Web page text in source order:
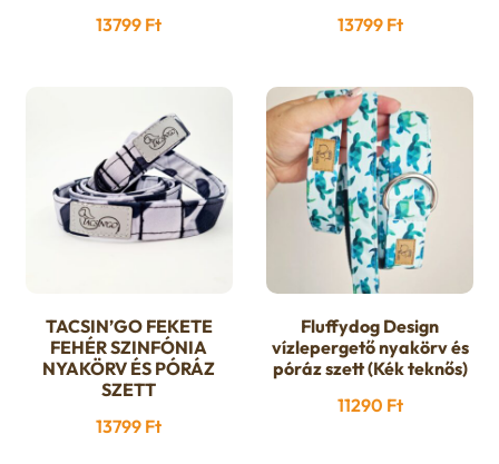
több
A
változatok
a
termékoldalon
választhatók
13799 Ft
több
van.
A
változatok
a
termékoldalon
választhatók
ki
13799 Ft
Ennek
a
terméknek
több
TACSIN’GO FEKETE
FEHÉR SZINFÓNIA
NYAKÖRV ÉS PÓRÁZ
SZETT
13799 Ft
Fluffydog Design
vízlepergető nyakörv és
póráz szett (Kék teknős)
11290 Ft